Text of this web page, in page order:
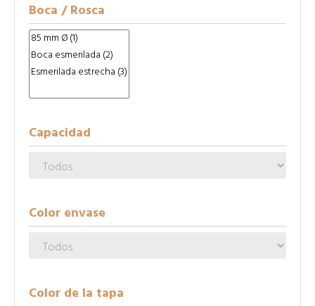
Boca / Rosca
Capacidad
Color envase
Color de la tapa